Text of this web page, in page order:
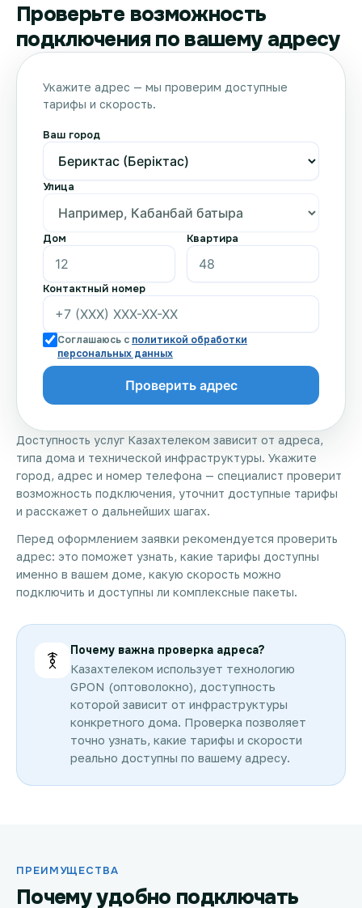
Проверьте возможность
подключения по вашему адресу
Доступность услуг Казахтелеком зависит от адреса,
типа дома и технической инфраструктуры. Укажите
город, адрес и номер телефона — специалист проверит
возможность подключения, уточнит доступные тарифы
и расскажет о дальнейших шагах.
Перед оформлением заявки рекомендуется проверить
адрес: это поможет узнать, какие тарифы доступны
именно в вашем доме, какую скорость можно
подключить и доступны ли комплексные пакеты.
Почему важна проверка адреса?
Казахтелеком использует технологию
GPON (оптоволокно), доступность
которой зависит от инфраструктуры
конкретного дома. Проверка позволяет
точно узнать, какие тарифы и скорости
реально доступны по вашему адресу.
Укажите адрес — мы проверим доступные
тарифы и скорость.
Ваш город
Улица
Дом Квартира
Контактный номер
Соглашаюсь с политикой обработки
персональных данных
ПРЕИМУЩЕСТВА
Почему удобно подключать